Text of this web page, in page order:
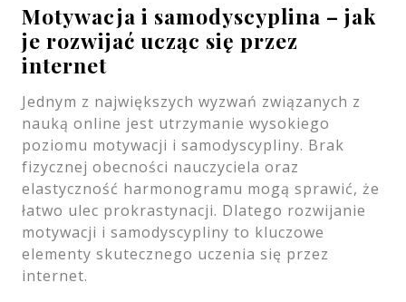
Motywacja i samodyscyplina – jak
je rozwijać ucząc się przez
internet
Jednym z największych wyzwań związanych z
nauką online jest utrzymanie wysokiego
poziomu motywacji i samodyscypliny. Brak
fizycznej obecności nauczyciela oraz
elastyczność harmonogramu mogą sprawić, że
łatwo ulec prokrastynacji. Dlatego rozwijanie
motywacji i samodyscypliny to kluczowe
elementy skutecznego uczenia się przez
internet.